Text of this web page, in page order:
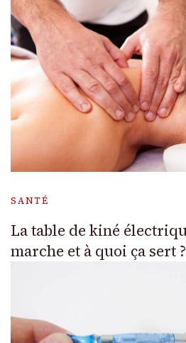
SANTÉ
La table de kiné
marche et à quoi ça sert ?